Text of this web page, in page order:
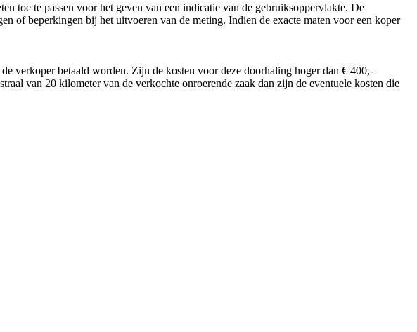
toe te passen voor het geven van een indicatie van de gebruiksoppervlakte. De
of beperkingen bij het uitvoeren van de meting. Indien de exacte maten voor een koper
verkoper betaald worden. Zijn de kosten voor deze doorhaling hoger dan € 400,-
van 20 kilometer van de verkochte onroerende zaak dan zijn de eventuele kosten die